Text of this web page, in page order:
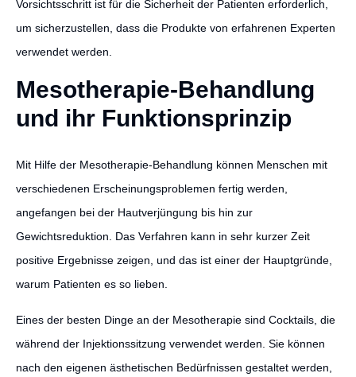
Vorsichtsschritt ist für die Sicherheit der Patienten erforderlich,
um sicherzustellen, dass die Produkte von erfahrenen Experten
verwendet werden.
Mesotherapie-Behandlung
und ihr Funktionsprinzip
Mit Hilfe der Mesotherapie-Behandlung können Menschen mit
verschiedenen Erscheinungsproblemen fertig werden,
angefangen bei der Hautverjüngung bis hin zur
Gewichtsreduktion. Das Verfahren kann in sehr kurzer Zeit
positive Ergebnisse zeigen, und das ist einer der Hauptgründe,
warum Patienten es so lieben.
Eines der besten Dinge an der Mesotherapie sind Cocktails, die
während der Injektionssitzung verwendet werden. Sie können
nach den eigenen ästhetischen Bedürfnissen gestaltet werden,